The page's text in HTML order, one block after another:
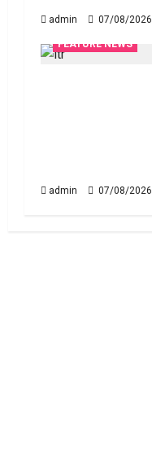
admin 07/08/2026
FEATURE NEWS
admin 07/08/2026